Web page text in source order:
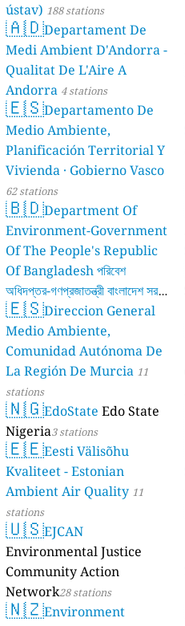
ústav) 188 stations
🇦🇩Departament De
Medi Ambient D'Andorra -
Qualitat De L'Aire A
Andorra 4 stations
🇪🇸Departamento De
Medio Ambiente,
Planificación Territorial Y
Vivienda · Gobierno Vasco
62 stations
🇧🇩Department Of
Environment-Government
Of The People's Republic
Of Bangladesh পরিবেশ
অধিদপ্তর-গণপ্রজাতন্ত্রী বাংলাদেশ সরকার
17 stations
🇪🇸Direccion General
Medio Ambiente,
Comunidad Autónoma De
La Región De Murcia 11
stations
🇳🇬EdoState Edo State
Nigeria3 stations
🇪🇪Eesti Välisõhu
Kvaliteet - Estonian
Ambient Air Quality 11
stations
🇺🇸EJCAN
Environmental Justice
Community Action
Network28 stations
🇳🇿Environment